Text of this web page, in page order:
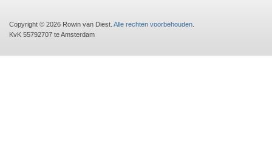
Copyright © 2026 Rowin van Diest. Alle rechten voorbehouden
KvK 55792707 te Amsterdam